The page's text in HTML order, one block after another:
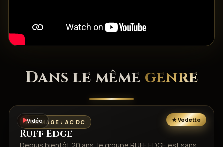
Dans le même genre
Vidéo
HOMMAGE : AC DC
Ruff Edge
Depuis bientôt 20 ans, le groupe RUFF EDGE est sans